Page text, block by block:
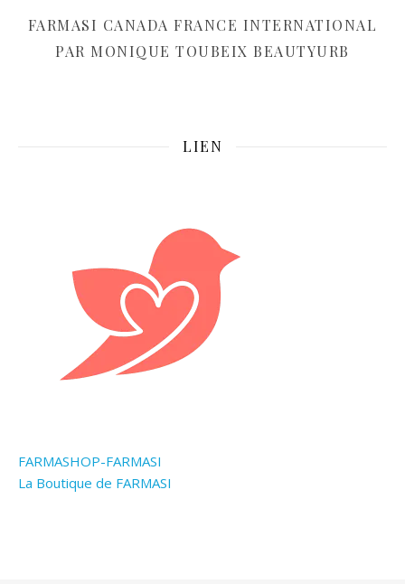
FARMASI CANADA FRANCE INTERNATIONAL
PAR MONIQUE TOUBEIX BEAUTYURB
LIEN
FARMASHOP-FARMASI
La Boutique de FARMASI